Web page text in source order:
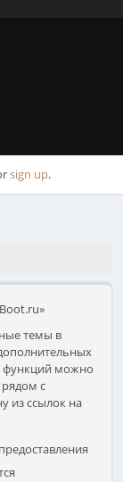
sign up.
темы в
функций можно
с
из ссылок на